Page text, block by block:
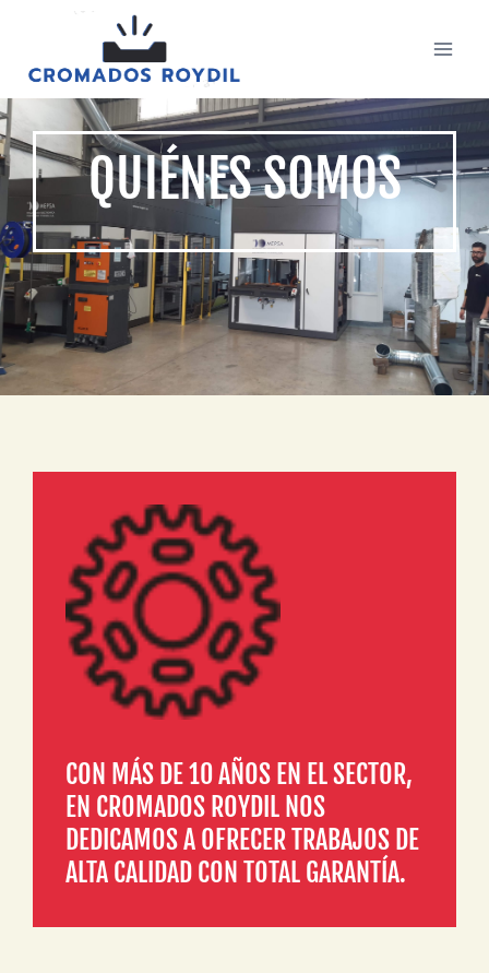
QUIÉNES SOMOS
CON MÁS DE 10 AÑOS EN EL SECTOR,
EN CROMADOS ROYDIL NOS
DEDICAMOS A OFRECER TRABAJOS DE
ALTA CALIDAD CON TOTAL GARANTÍA.